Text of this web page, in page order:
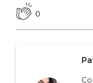
0